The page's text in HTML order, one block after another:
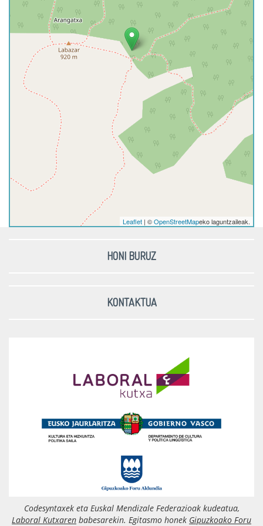
Leaflet | ©OpenStreetMapeko laguntzaileak.
HONI BURUZ
KONTAKTUA
Codesyntaxek eta Euskal Mendizale Federazioak kudeatua,
Laboral Kutxaren babesarekin. Egitasmo honek Gipuzkoako Foru